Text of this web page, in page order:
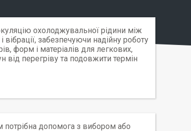
охолоджувальної рідини між
забезпечуючи надійну роботу
форм і матеріалів для легкових,
від перегріву та подовжити термін
допомога з вибором або